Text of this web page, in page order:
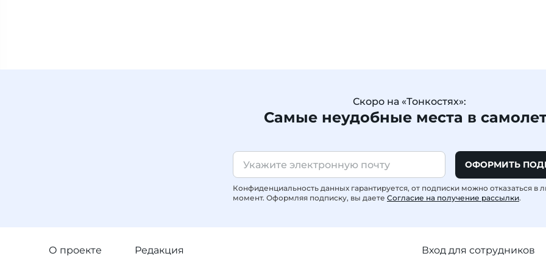
Скоро на «Тонкостях»:
Самые неудобные места в
ОФОРМИТЬ
Конфиденциальность данных гарантируется, от подписки можно отказаться в
момент. Оформляя подписку, вы даете Согласие на получение рассылки.
О проекте Редакция Вход для сотрудников